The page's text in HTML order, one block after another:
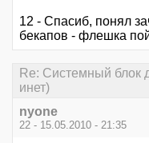
12 - Спасиб, понял
бекапов - флешка
Re: Системный блок
инет)
nyone
22 - 15.05.2010 - 21:35